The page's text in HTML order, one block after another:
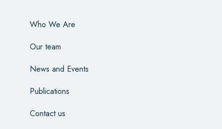
Who We Are
Our team
News and Events
Publications
Contact us